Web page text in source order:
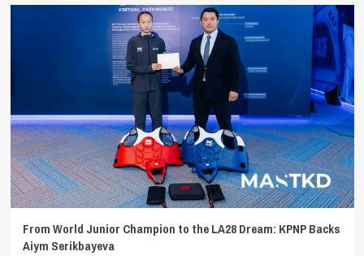
From World Junior Champion to the LA28 Dream: KPNP Backs
Aiym Serikbayeva